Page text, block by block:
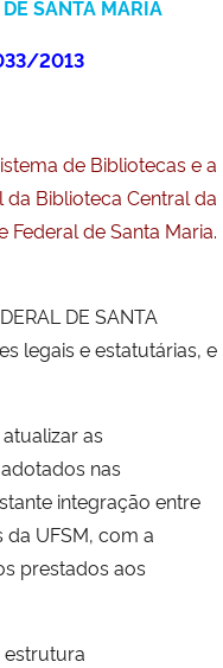
Comunicações
SANTA MARIA
2013
de Bibliotecas e a
Biblioteca Central da
Federal de Santa Maria.
DE SANTA
legais e estatutárias, e
as
nas
integração entre
UFSM, com a
prestados aos
estrutura